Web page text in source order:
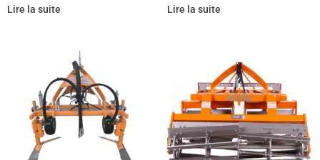
Lire la suite Lire la suite